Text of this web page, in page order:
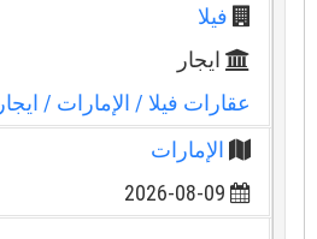
فيلا
ايجار
عقارات فيلا/ الإمارات/ ايجار
الإمارات
2026-08-09